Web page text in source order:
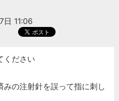
日 11:06
ください
みの注射針を誤って指に刺し